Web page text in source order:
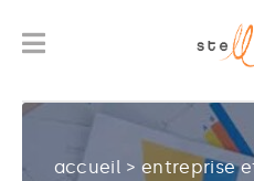
accueil > entreprise